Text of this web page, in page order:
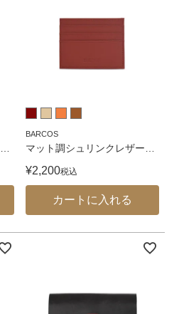
BARCOS
マット調シュリンクレザー
¥2,200税込
カートに入れる